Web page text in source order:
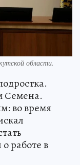
области.
Семена.
во время
работе в